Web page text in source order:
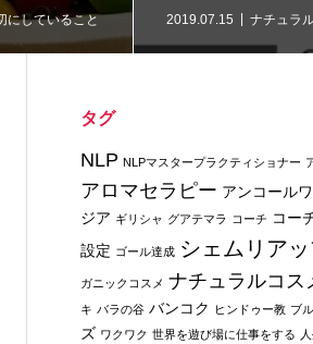
にしていること 2019.07.15 ナチュラ
タグ
NLP NLPマスタープラクティショナー
アロマセラピー アンコール
ジア ギリシャ グアテマラ コーチ コー
設定 ゴール達成 シェムリア
ガニックコスメ ナチュラルコス
キ バラの谷 バンコク ヒンドゥー教 ブ
ズ ワクワク 世界を遊び場に仕事をする